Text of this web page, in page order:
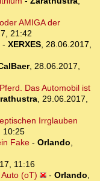
AMIGA der
21:42
- XERXES, 28.06.2017,
, 28.06.2017,
Das Automobil ist
, 29.06.2017,
Irrglauben
10:25
Fake- Orlando,
11:16
(oT)
- Orlando,